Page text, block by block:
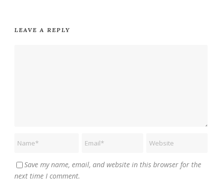
LEAVE A REPLY
Save my name, email, and website in this browser for the
next time I comment.